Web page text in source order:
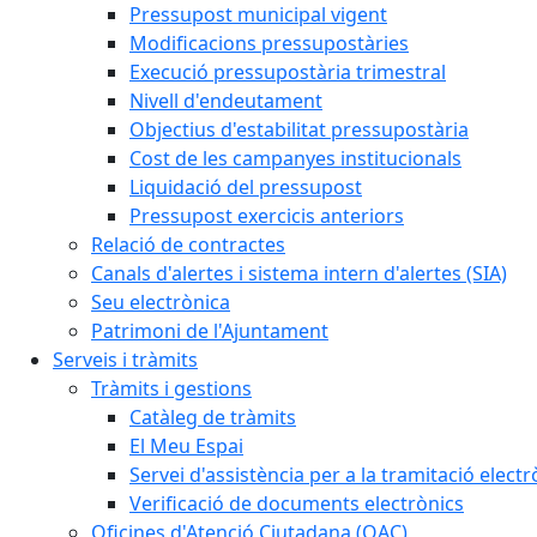
Pressupost municipal vigent
Modificacions pressupostàries
Execució pressupostària trimestral
Nivell d'endeutament
Objectius d'estabilitat pressupostària
Cost de les campanyes institucionals
Liquidació del pressupost
Pressupost exercicis anteriors
Relació de contractes
Canals d'alertes i sistema intern d'alertes (SIA)
Seu electrònica
Patrimoni de l'Ajuntament
Serveis i tràmits
Tràmits i gestions
Catàleg de tràmits
El Meu Espai
Servei d'assistència per a la tramitació
Verificació de documents electrònics